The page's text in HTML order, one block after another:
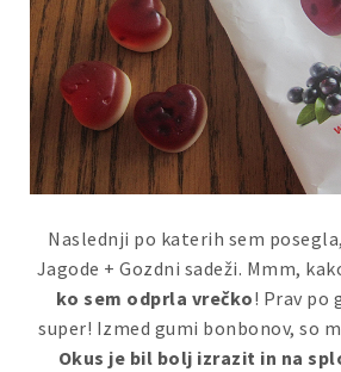
Naslednji po katerih sem
Jagode + Gozdni sadeži. Mmm,
ko sem odprla vrečko! Prav po
super! Izmed gumi bonbonov, so
Okus je bil bolj izrazit in na